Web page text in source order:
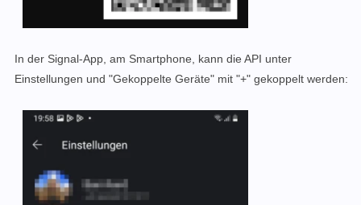
In der Signal-App, am Smartphone, kann die API unter
Einstellungen und "Gekoppelte Geräte" mit "+" gekoppelt werden: